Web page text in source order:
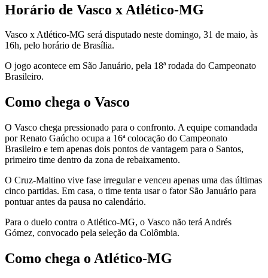
Horário de Vasco x Atlético-MG
Vasco x Atlético-MG será disputado neste domingo, 31 de maio, às
16h, pelo horário de Brasília.
O jogo acontece em São Januário, pela 18ª rodada do Campeonato
Brasileiro.
Como chega o Vasco
O Vasco chega pressionado para o confronto. A equipe comandada
por Renato Gaúcho ocupa a 16ª colocação do Campeonato
Brasileiro e tem apenas dois pontos de vantagem para o Santos,
primeiro time dentro da zona de rebaixamento.
O Cruz-Maltino vive fase irregular e venceu apenas uma das últimas
cinco partidas. Em casa, o time tenta usar o fator São Januário para
pontuar antes da pausa no calendário.
Para o duelo contra o Atlético-MG, o Vasco não terá Andrés
Gómez, convocado pela seleção da Colômbia.
Como chega o Atlético-MG